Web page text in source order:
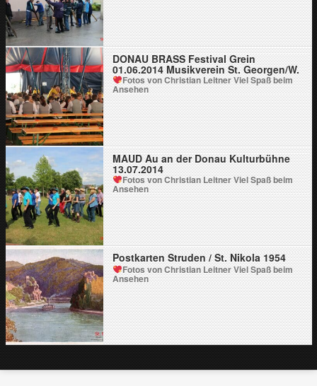
DONAU BRASS Festival Grein
01.06.2014 Musikverein St. Georgen/W.
Fotos von Christian LeitnerViel Spaß beim
Ansehen
MAUD Au an der Donau Kulturbühne
13.07.2014
Fotos von Christian LeitnerViel Spaß beim
Ansehen
Postkarten Struden / St. Nikola 1954
Fotos von Christian LeitnerViel Spaß beim
Ansehen